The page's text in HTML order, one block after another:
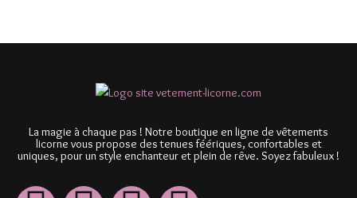
La magie à chaque pas ! Notre boutique en ligne de vêtements
licorne vous propose des tenues féériques, confortables et
uniques, pour un style enchanteur et plein de rêve. Soyez fabuleux !